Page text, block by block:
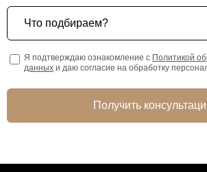
Что подбираем?
Я подтверждаю ознакомление с Политикой
данных и даю согласие на обработку
Получить